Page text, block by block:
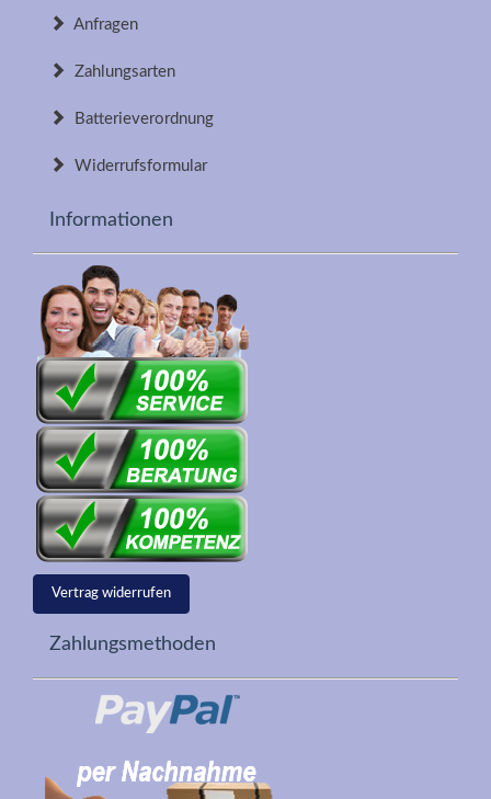
Anfragen
Zahlungsarten
Batterieverordnung
Widerrufsformular
Informationen
Vertrag widerrufen
Zahlungsmethoden